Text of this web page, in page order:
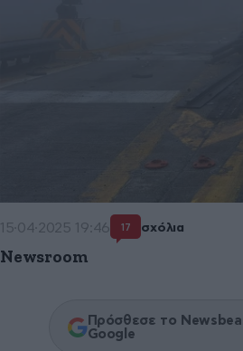
15·04·2025 19:46 17 σχόλια
Newsroom
Πρόσθεσε το
Google